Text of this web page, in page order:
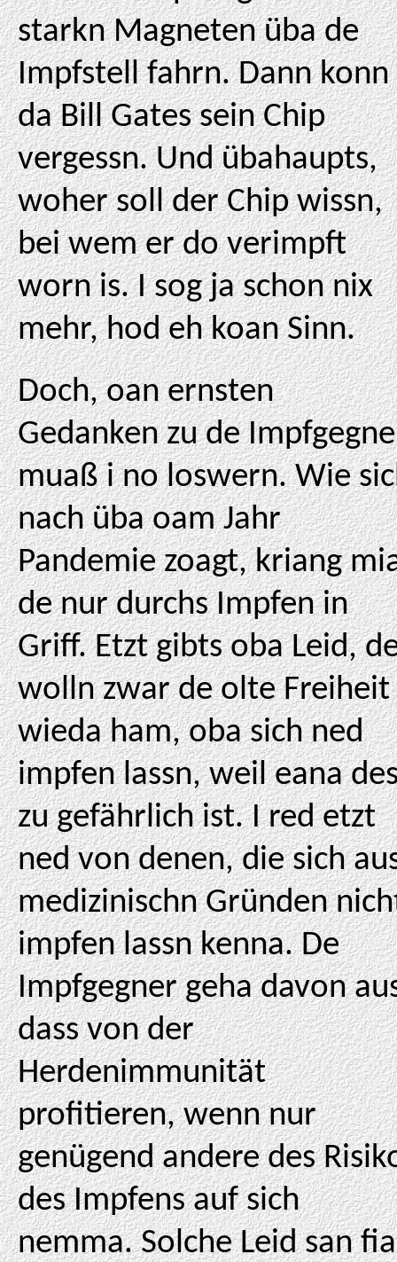
starkn Magneten üba de
Impfstell fahrn. Dann konn
da Bill Gates sein Chip
vergessn. Und übahaupts,
woher soll der Chip wissn,
bei wem er do verimpft
worn is. I sog ja schon nix
mehr, hod eh koan Sinn.
Doch, oan ernsten
Gedanken zu de
muaß i no loswern. Wie
nach üba oam Jahr
Pandemie zoagt, kriang
de nur durchs Impfen in
Griff. Etzt gibts oba Leid,
wolln zwar de olte Freiheit
wieda ham, oba sich ned
impfen lassn, weil eana
zu gefährlich ist. I red etzt
ned von denen, die sich
medizinischn Gründen
impfen lassn kenna. De
Impfgegner geha davon
dass von der
Herdenimmunität
profitieren, wenn nur
genügend andere des
des Impfens auf sich
nemma. Solche Leid san fia